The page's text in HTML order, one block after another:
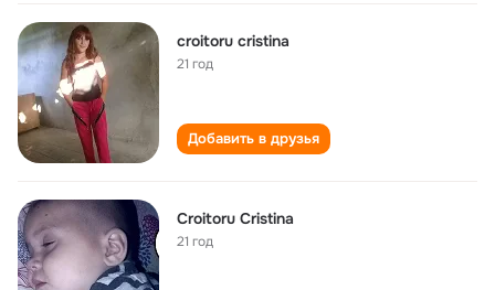
croitoru cristina
21 год
Добавить в друзья
Croitoru Cristina
21 год